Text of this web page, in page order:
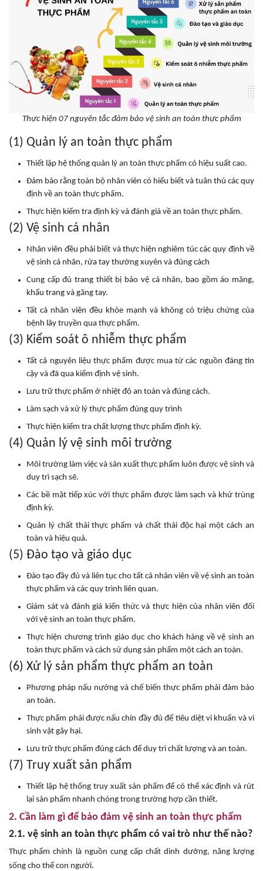
Thực hiện 07 nguyên tắc đảm bảo vệ sinh an toàn thực phẩm
(1) Quản lý an toàn thực phẩm
Thiết lập hệ thống quản lý an toàn thực phẩm có hiệu suất cao.
Đảm bảo rằng toàn bộ nhân viên có hiểu biết và tuân thủ các quy
định về an toàn thực phẩm.
Thực hiện kiểm tra định kỳ và đánh giá về an toàn thực phẩm.
(2) Vệ sinh cá nhân
Nhân viên đều phải biết và thực hiện nghiêm túc các quy định về
vệ sinh cá nhân, rửa tay thường xuyên và đúng cách
Cung cấp đủ trang thiết bị bảo vệ cá nhân, bao gồm áo măng,
khẩu trang và găng tay.
Tất cả nhân viên đều khỏe mạnh và không có triệu chứng của
bệnh lây truyền qua thực phẩm.
(3) Kiểm soát ô nhiễm thực phẩm
Tất cả nguyên liệu thực phẩm được mua từ các nguồn đáng tin
cậy và đã qua kiểm định vệ sinh.
Lưu trữ thực phẩm ở nhiệt độ an toàn và đúng cách.
Làm sạch và xử lý thực phẩm đúng quy trình
Thực hiện kiểm tra chất lượng thực phẩm định kỳ.
(4) Quản lý vệ sinh môi trường
Môi trường làm việc và sản xuất thực phẩm luôn được vệ sinh và
duy trì sạch sẽ.
Các bề mặt tiếp xúc với thực phẩm được làm sạch và khử trùng
định kỳ.
Quản lý chất thải thực phẩm và chất thải độc hại một cách an
toàn và hiệu quả.
(5) Đào tạo và giáo dục
Đào tạo đầy đủ và liên tục cho tất cả nhân viên về vệ sinh an toàn
thực phẩm và các quy trình liên quan.
Giám sát và đánh giá kiến thức và thực hiện của nhân viên đối
với vệ sinh an toàn thực phẩm.
Thực hiện chương trình giáo dục cho khách hàng về vệ sinh an
toàn thực phẩm và cách sử dụng sản phẩm một cách an toàn.
(6) Xử lý sản phẩm thực phẩm an toàn
Phương pháp nấu nướng và chế biến thực phẩm phải đảm bảo
an toàn.
Thực phẩm phải được nấu chín đầy đủ để tiêu diệt vi khuẩn và vi
sinh vật gây hại.
Lưu trữ thực phẩm đúng cách để duy trì chất lượng và an toàn.
(7) Truy xuất sản phẩm
Thiết lập hệ thống truy xuất sản phẩm để có thể xác định và rút
lại sản phẩm nhanh chóng trong trường hợp cần thiết.
2. Cần làm gì để bảo đảm vệ sinh an toàn thực phẩm
2.1. vệ sinh an toàn thực phẩm có vai trò như thế nào?
Thực phẩm chính là nguồn cung cấp chất dinh dưỡng, năng lượng
sống cho thể con người.